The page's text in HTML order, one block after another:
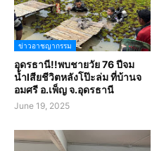
ข่าวอาชญากรรม
อุดรธานี!!พบชายวัย 76 ปีจม
น้ำlสียชีวิตหลังโป๊ะล่ม ที่บ้านจ
อมศรี อ.เพ็ญ จ.อุดรธานี
June 19, 2025